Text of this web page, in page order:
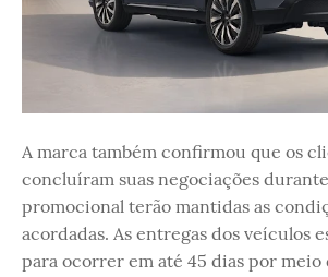
A marca também confirmou que os
concluíram suas negociações durante
promocional terão mantidas as
acordadas. As entregas dos veículos
para ocorrer em até 45 dias por meio